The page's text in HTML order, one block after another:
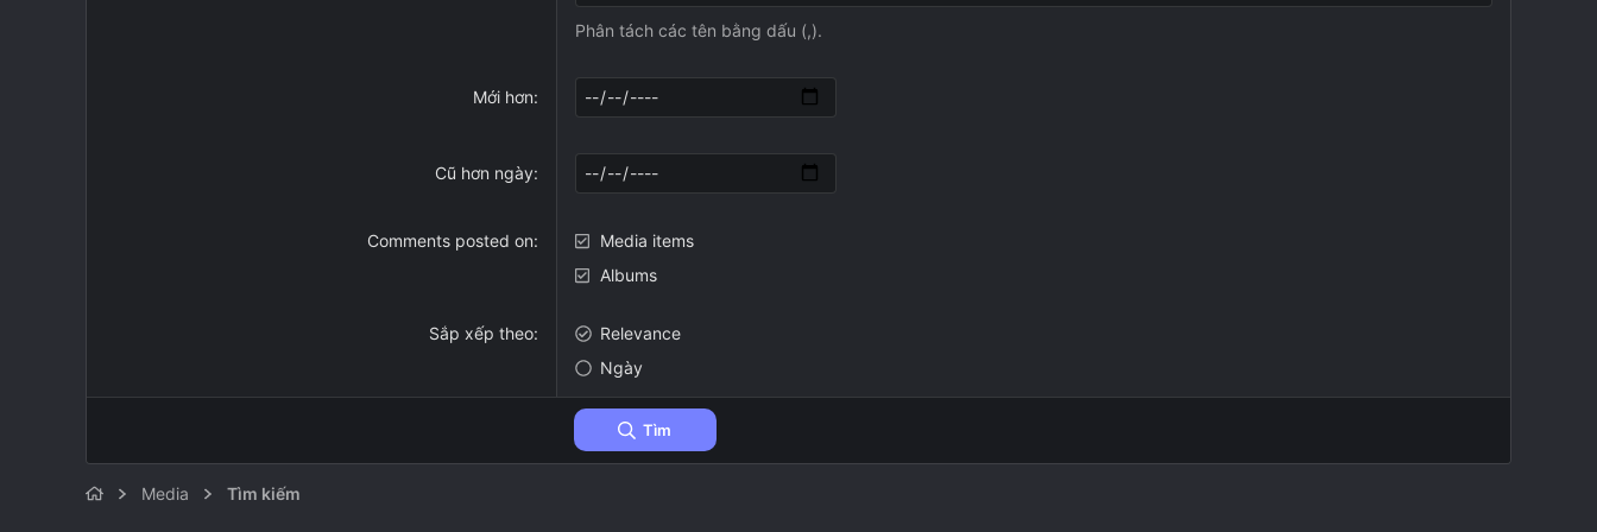
Phân tách các tên bằng dấu (,).
Mới hơn
Cũ hơn ngày
Comments posted on
Media items
Albums
Sắp xếp theo
Relevance
Ngày
Tìm
Media Tìm kiếm